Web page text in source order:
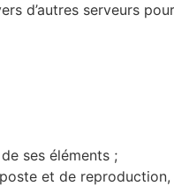
d’autres serveurs
ses éléments ;
et de